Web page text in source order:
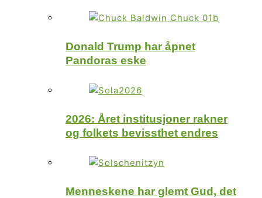
Donald Trump har åpnet
Pandoras eske
2026: Året institusjoner rakner
og folkets bevissthet endres
Menneskene har glemt Gud, det